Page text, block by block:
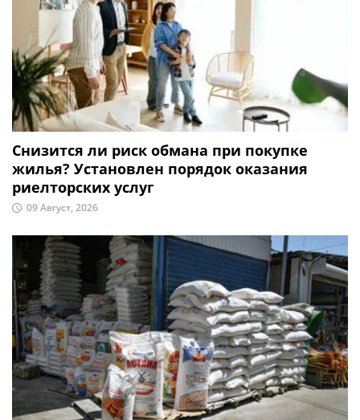
Снизится ли риск обмана при покупке
жилья? Установлен порядок оказания
риелторских услуг
09 Август, 2026